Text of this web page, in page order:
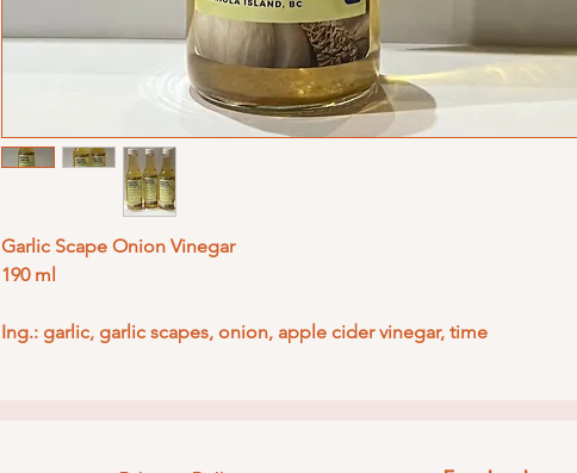
Garlic Scape Onion Vinegar
190 ml
Ing.: garlic, garlic scapes, onion, apple cider vinegar, time